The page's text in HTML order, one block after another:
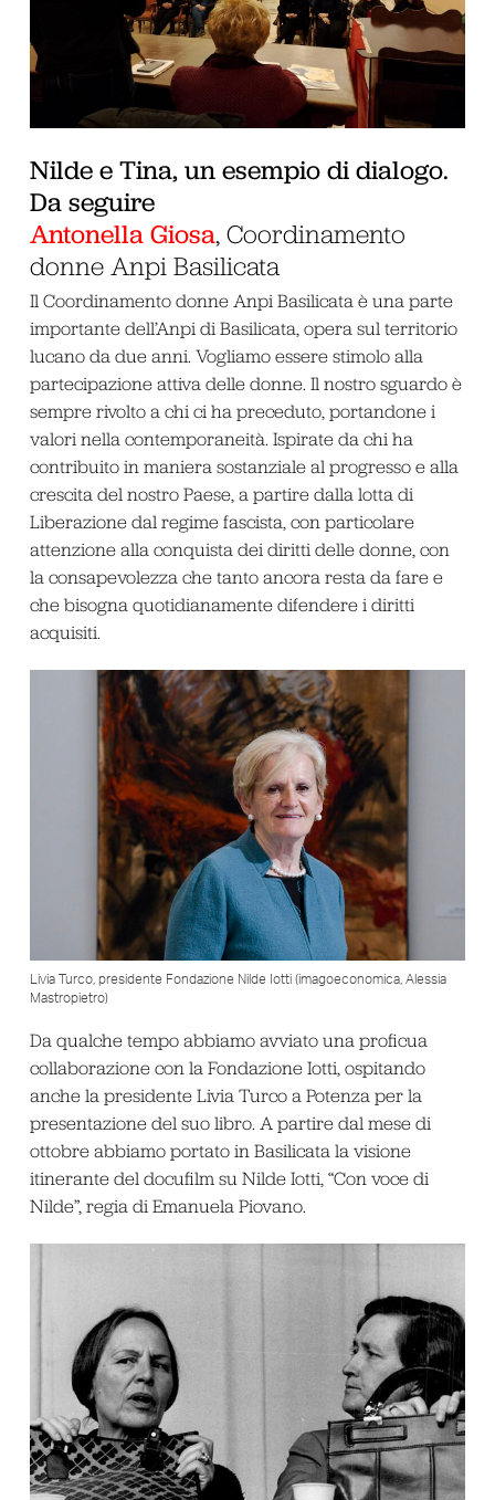
Nilde e Tina, un esempio di dialogo.
Da seguire
Antonella Giosa, Coordinamento
donne Anpi Basilicata
Il Coordinamento donne Anpi Basilicata è una parte
importante dell’Anpi di Basilicata, opera sul territorio
lucano da due anni. Vogliamo essere stimolo alla
partecipazione attiva delle donne. Il nostro sguardo è
sempre rivolto a chi ci ha preceduto, portandone i
valori nella contemporaneità. Ispirate da chi ha
contribuito in maniera sostanziale al progresso e alla
crescita del nostro Paese, a partire dalla lotta di
Liberazione dal regime fascista, con particolare
attenzione alla conquista dei diritti delle donne, con
la consapevolezza che tanto ancora resta da fare e
che bisogna quotidianamente difendere i diritti
acquisiti.
Livia Turco, presidente Fondazione Nilde Iotti (imagoeconomica, Alessia
Mastropietro)
Da qualche tempo abbiamo avviato una proficua
collaborazione con la Fondazione Iotti, ospitando
anche la presidente Livia Turco a Potenza per la
presentazione del suo libro. A partire dal mese di
ottobre abbiamo portato in Basilicata la visione
itinerante del docufilm su Nilde Iotti, “Con voce di
Nilde”, regia di Emanuela Piovano.